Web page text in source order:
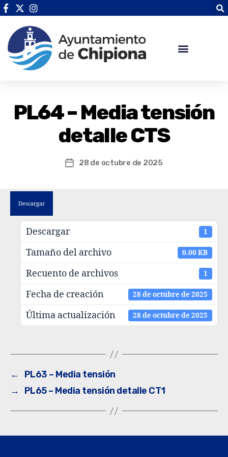
PL64 – Media tensión
detalle CTS
28 de octubre de 2025
Descargar
Descargar 1
Tamaño del archivo 0.00 KB
Recuento de archivos 1
Fecha de creación 28 de octubre de 2025
Última actualización 28 de octubre de 2025
←
PL63 – Media tensión
→
PL65 – Media tensión detalle CT1